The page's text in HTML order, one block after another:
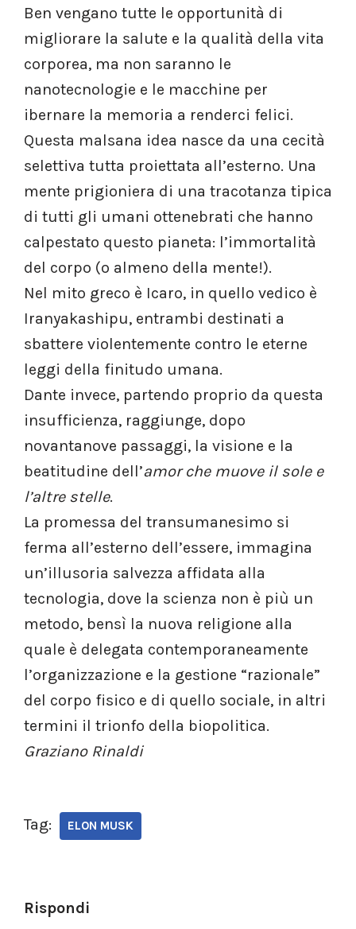
Ben vengano tutte le opportunità di
migliorare la salute e la qualità della vita
corporea, ma non saranno le
nanotecnologie e le macchine per
ibernare la memoria a renderci felici.
Questa malsana idea nasce da una cecità
selettiva tutta proiettata all’esterno. Una
mente prigioniera di una tracotanza tipica
di tutti gli umani ottenebrati che hanno
calpestato questo pianeta: l’immortalità
del corpo (o almeno della mente!).
Nel mito greco è Icaro, in quello vedico è
Iranyakashipu, entrambi destinati a
sbattere violentemente contro le eterne
leggi della finitudo umana.
Dante invece, partendo proprio da questa
insufficienza, raggiunge, dopo
novantanove passaggi, la visione e la
beatitudine dell’amor che muove il sole e
l’altre stelle.
La promessa del transumanesimo si
ferma all’esterno dell’essere, immagina
un’illusoria salvezza affidata alla
tecnologia, dove la scienza non è più un
metodo, bensì la nuova religione alla
quale è delegata contemporaneamente
l’organizzazione e la gestione “razionale”
del corpo fisico e di quello sociale, in altri
termini il trionfo della biopolitica.
Graziano Rinaldi
Tag: ELON MUSK
Rispondi